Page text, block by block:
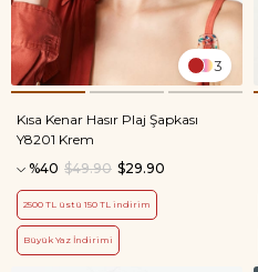
3
Kısa Kenar Hasır Plaj Şapkası
Y8201 Krem
%40
$29.90
$49.90
2500 TL üstü 150 TL indirim
Büyük Yaz İndirimi